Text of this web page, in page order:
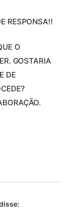
RESPONSA!!
O
GOSTARIA
DE